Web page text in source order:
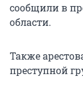
сообщили в
области.
Также
преступной